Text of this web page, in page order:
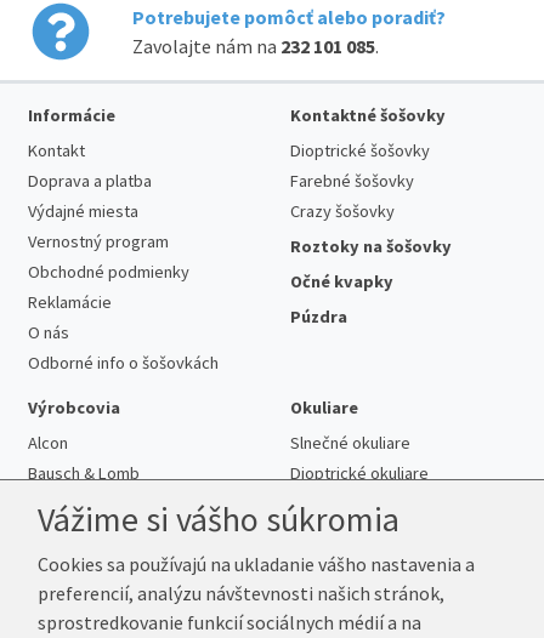
Potrebujete pomôcť alebo poradiť?
Zavolajte nám na 232 101 085.
Informácie
Kontakt
Doprava a platba
Výdajné miesta
Vernostný program
Obchodné podmienky
Reklamácie
O nás
Odborné info o šošovkách
Kontaktné šošovky
Dioptrické šošovky
Farebné šošovky
Crazy šošovky
Roztoky na šošovky
Očné kvapky
Púzdra
Výrobcovia
Alcon
Bausch & Lomb
Cooper Vision
Johnson & Johnson
Maxvue Vision
Menicon
AMO
Okuliare
Slnečné okuliare
Dioptrické okuliare
Lyžiarske okuliare
Cyklistické slnečné
Ray-Ban slnečné
Ray-Ban dioptrické
SPY slnečné
Vážime si vášho súkromia
Cookies sa používajú na ukladanie vášho nastavenia a
preferencií, analýzu návštevnosti našich stránok,
sprostredkovanie funkcií sociálnych médií a na